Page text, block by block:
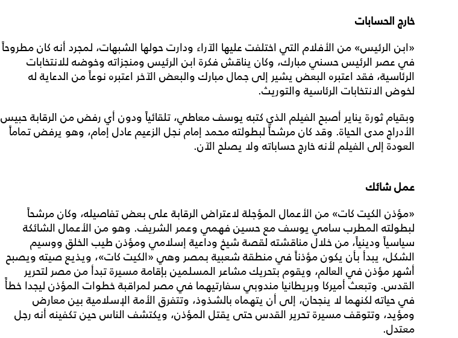
خارج الحسابات
«ابن الرئيس» من الأفلام التي اختلفت عليها الآراء ودارت حولها الشبهات، لمجرد أنه كان مطروحاً
في عصر الرئيس حسني مبارك، وكان يناقش فكرة ابن الرئيس ومنجزاته وخوضه للانتخابات
الرئاسية، فقد اعتبره البعض يشير إلى جمال مبارك والبعض الآخر اعتبره نوعاً من الدعاية له
لخوض الانتخابات الرئاسية والتوريث.
وبقيام ثورة يناير أصبح الفيلم الذي كتبه يوسف معاطي، تلقائياً ودون أي رفض من الرقابة حبيس
الأدراج مدى الحياة. وقد كان مرشحاً لبطولته محمد إمام نجل الزعيم عادل إمام، وهو يرفض تماماً
العودة إلى الفيلم لأنه خارج حساباته ولا يصلح الآن.
عمل شائك
«مؤذن الكيت كات» من الأعمال المؤجلة لاعتراض الرقابة على بعض تفاصيله، وكان مرشحاً
لبطولته المطرب سامي يوسف مع حسين فهمي وعمر الشريف. وهو من الأعمال الشائكة
سياسياً ودينياً، من خلال مناقشته لقصة شيخ وداعية إسلامي ومؤذن طيب الخلق ووسيم
الشكل، يبدأ بأن يكون مؤذناً في منطقة شعبية بمصر وهي «الكيت كات»، ويذيع صيته ويصبح
أشهر مؤذن في العالم، ويقوم بتحريك مشاعر المسلمين بإقامة مسيرة تبدأ من مصر لتحرير
القدس. وتبعث أميركا وبريطانيا مندوبي سفارتيهما في مصر لمراقبة خطوات المؤذن ليجدا خطأً
في حياته لكنهما لا ينجحان، إلى أن يتهماه بالشذوذ، وتتفرق الأمة الإسلامية بين معارض
ومؤيد، وتتوقف مسيرة تحرير القدس حتى يقتل المؤذن، ويكتشف الناس حين تكفينه أنه رجل
معتدل.